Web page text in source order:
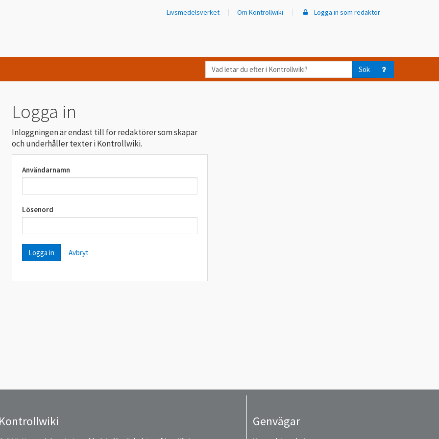
Livsmedelsverket Om Kontrollwiki Logga in som redaktör
Vad
letar
Sök
Logga in
Inloggningen är endast till för redaktörer som skapar
och underhåller texter i Kontrollwiki.
Användarnamn
Lösenord
Avbryt
Genvägar